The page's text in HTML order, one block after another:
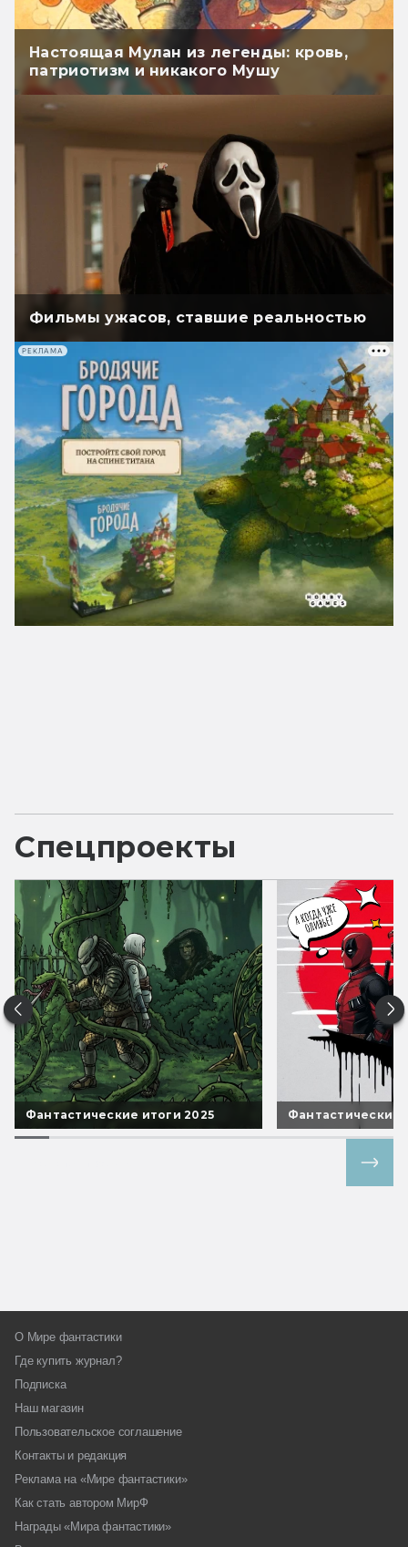
Настоящая Мулан из легенды: кровь,
патриотизм и никакого Мушу
Фильмы ужасов, ставшие реальностью
РЕКЛАМА
Спецпроекты
Фантастические итоги 2025 Фантастические
О Мире фантастики
Где купить журнал?
Подписка
Наш магазин
Пользовательское соглашение
Контакты и редакция
Реклама на «Мире фантастики»
Как стать автором МирФ
Награды «Мира фантастики»